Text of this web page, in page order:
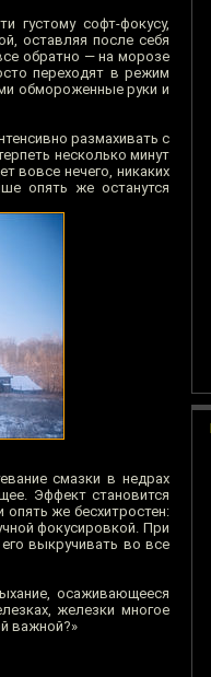
густому софт-фокусу,
оставляя после себя
обратно — на морозе
переходят в режим
обмороженные руки и
размахивать с
несколько минут
вовсе нечего, никаких
опять же останутся
смазки в недрах
Эффект становится
же бесхитростен:
фокусировкой. При
выкручивать во все
осаживающееся
железки многое
важной?»